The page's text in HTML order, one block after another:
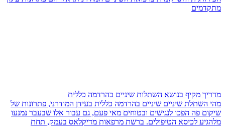
מתקדמים
מדריך מקיף בנושא השתלות שיניים בהרדמה כללית
מהי השתלת שיניים שיניים בהרדמה כללית בעידן המודרני, פתרונות של
שיקום פה הפכו לנגישים ובטוחים מאי פעם, גם עבור אלו שבעבר נמנעו
מלהגיע לכיסא הטיפולים. ברשת מרפאות מדיקלאס בעמק, תחת